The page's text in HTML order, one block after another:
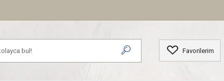
Favorilerim